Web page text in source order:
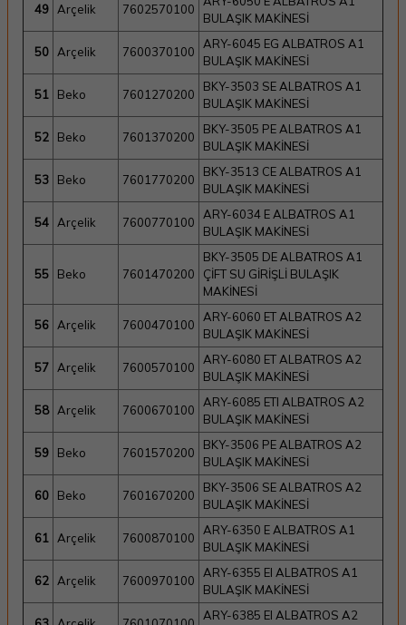
49 Arçelik 7602570100
BULAŞIK MAKİNESİ
50 Arçelik 7600370100
ARY-6045 EG ALBATROS A1
BULAŞIK MAKİNESİ
51 Beko 7601270200
BKY-3503 SE ALBATROS A1
BULAŞIK MAKİNESİ
52 Beko 7601370200
BKY-3505 PE ALBATROS A1
BULAŞIK MAKİNESİ
53 Beko 7601770200
BKY-3513 CE ALBATROS A1
BULAŞIK MAKİNESİ
54 Arçelik 7600770100
ARY-6034 E ALBATROS A1
BULAŞIK MAKİNESİ
55 Beko 7601470200
BKY-3505 DE ALBATROS A1
ÇİFT SU GİRİŞLİ BULAŞIK
MAKİNESİ
56 Arçelik 7600470100
ARY-6060 ET ALBATROS A2
BULAŞIK MAKİNESİ
57 Arçelik 7600570100
ARY-6080 ET ALBATROS A2
BULAŞIK MAKİNESİ
58 Arçelik 7600670100
ARY-6085 ETI ALBATROS A2
BULAŞIK MAKİNESİ
59 Beko 7601570200
BKY-3506 PE ALBATROS A2
BULAŞIK MAKİNESİ
60 Beko 7601670200
BKY-3506 SE ALBATROS A2
BULAŞIK MAKİNESİ
61 Arçelik 7600870100
ARY-6350 E ALBATROS A1
BULAŞIK MAKİNESİ
62 Arçelik 7600970100
ARY-6355 EI ALBATROS A1
BULAŞIK MAKİNESİ
ARY-6385 EI ALBATROS A2